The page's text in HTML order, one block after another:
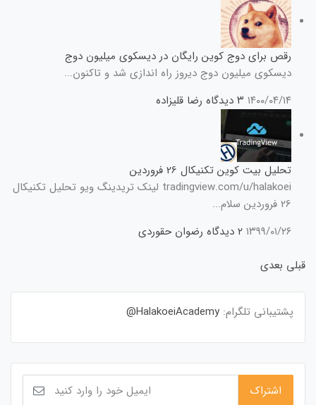
رقص برای دوج کوین رایگان در دیسکوی میلیون دوج
دیسکوی میلیون دوج دیروز راه اندازی شد و تاکنون...
۱۴۰۰/۰۴/۱۴ ۳ دیدگاه رضا قلیزاده
تحلیل بیت کوین تکنیکال 26 فروردین
tradingview.com/u/halakoei لینک تریدینگ ویو تحلیل تکنیکال
26 فروردین سلام...
۱۳۹۹/۰۱/۲۶ ۲ دیدگاه
رضوان حقوردی
قبلی بعدی
پشتیبانی تلگرام: HalakoeiAcademy@